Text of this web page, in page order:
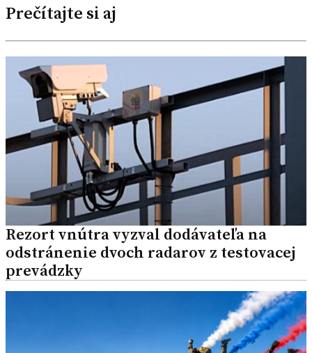
Prečítajte si aj
Rezort vnútra vyzval dodávateľa na
odstránenie dvoch radarov z testovacej
prevádzky